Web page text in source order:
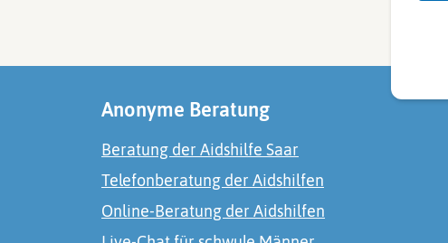
Anonyme Beratung
Beratung der Aidshilfe Saar
Telefonberatung der Aidshilfen
Online-Beratung der Aidshilfen